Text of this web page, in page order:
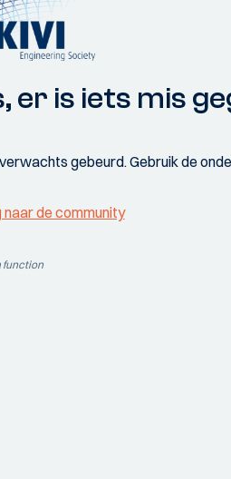
er is iets mis
gebeurd. Gebruik de
naar de community
function